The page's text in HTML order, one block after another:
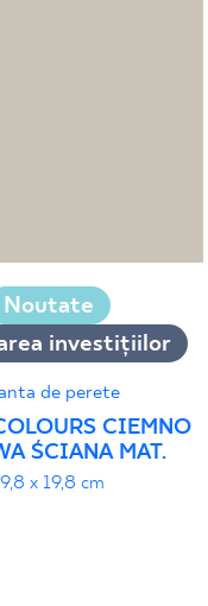
Noutate
investițiilor
de perete
CIEMNO
ŚCIANA MAT.
x 19,8 cm